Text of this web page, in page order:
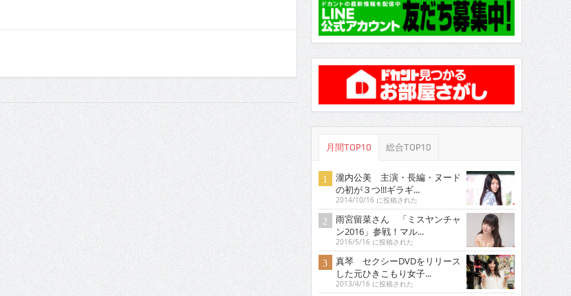
月間TOP10 総合TOP10
瀧内公美 主演・長編・ヌード
の初が３つ!!!ギラギ...
2014/10/16 に投稿された
雨宮留菜さん 「ミスヤンチャ
ン2016」参戦！マル...
2016/5/16 に投稿された
真琴 セクシーDVDをリリース
した元ひきこもり女子...
2013/4/16 に投稿された